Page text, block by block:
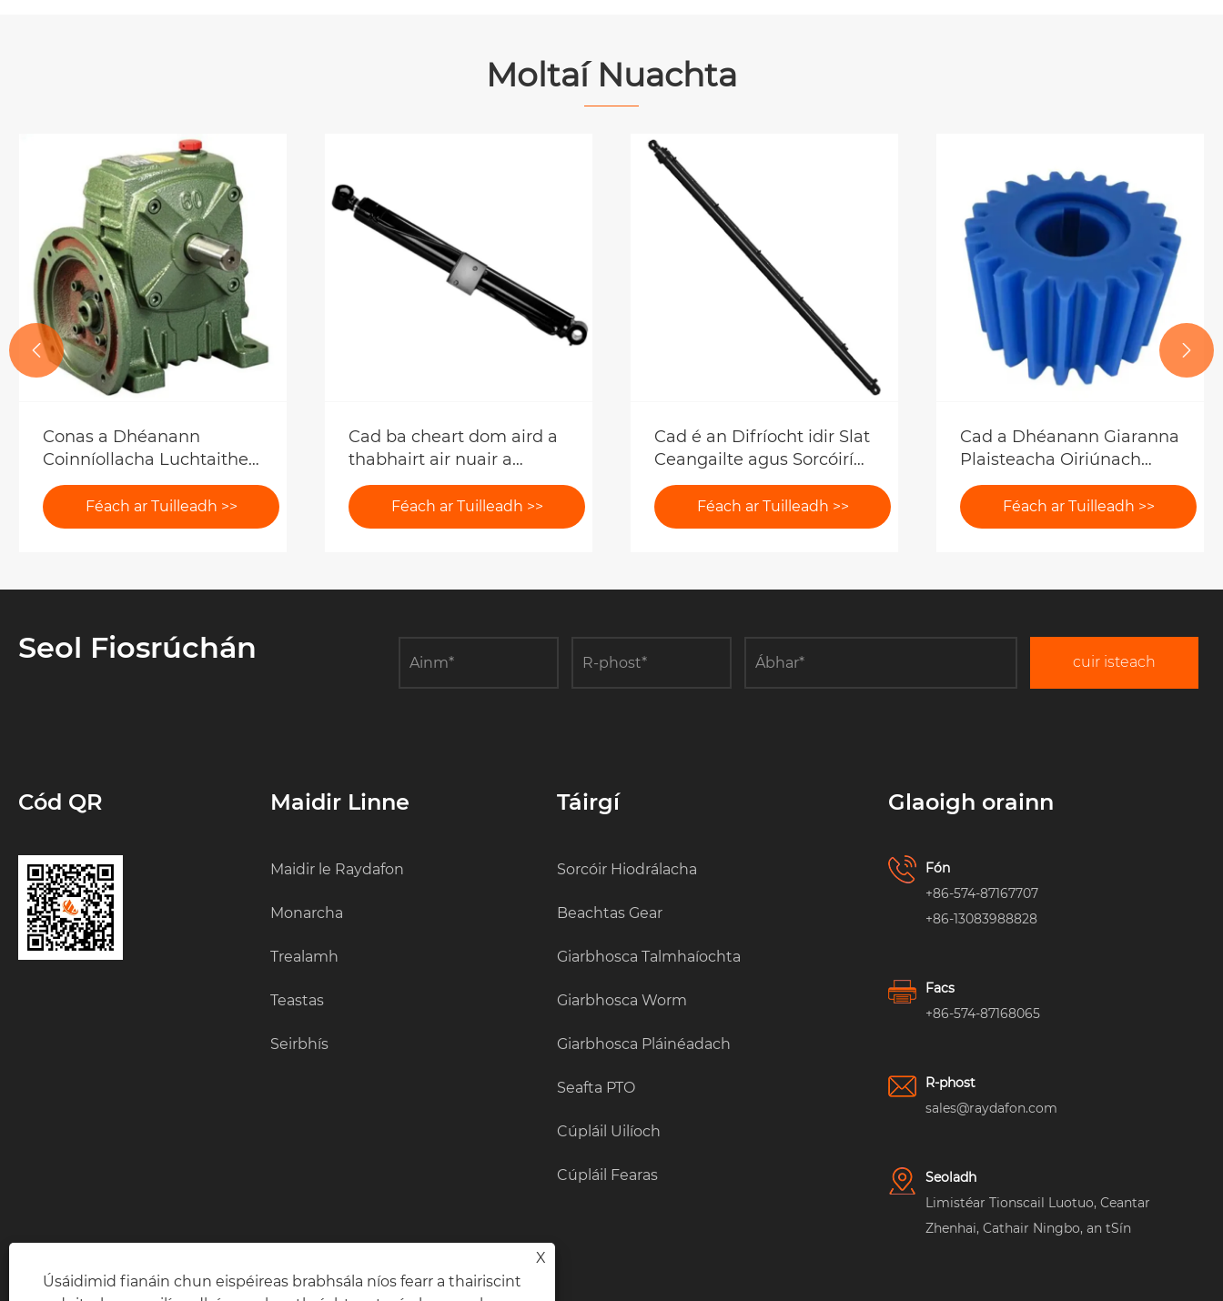
Moltaí Nuachta
Conas a Dhéanann
Coinníollacha Luchtaithe
Tionchar ar Iontaofacht
Fadtéarmach Aonaid
Giarbhosca Worm?
Féach ar Tuilleadh >>
Cad ba cheart dom aird a
thabhairt air nuair a
bhíonn Sorcóirí
Hiodrálacha Aerfheithiclí
Oibre á n-úsáid?
Féach ar Tuilleadh >>
Cad é an Difríocht idir Slat
Ceangailte agus Sorcóirí
Hiodrálacha Táthaithe?
Féach ar Tuilleadh >>
Cad a Dhéanann Giaranna
Plaisteacha Oiriúnach
d'Iarratais Ardluais?
Féach ar Tuilleadh >>
 
Seol Fiosrúchán cuir isteach
Cód QR Maidir Linne
Maidir le Raydafon
Monarcha
Trealamh
Teastas
Seirbhís
Táirgí
Sorcóir Hiodrálacha
Beachtas Gear
Giarbhosca Talmhaíochta
Giarbhosca Worm
Giarbhosca Pláinéadach
Seafta PTO
Cúpláil Uilíoch
Cúpláil Fearas
Glaoigh orainn
Fón
+86-574-87167707
+86-13083988828
Facs
+86-574-87168065
R-phost
sales@raydafon.com
Seoladh
Limistéar Tionscail Luotuo, Ceantar
Zhenhai, Cathair Ningbo, an tSín
X
Úsáidimid fianáin chun eispéireas brabhsála níos fearr a thairiscint